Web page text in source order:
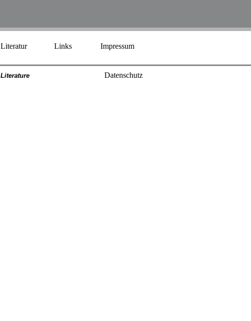
Literatur Links Impressum
Literature Datenschutz